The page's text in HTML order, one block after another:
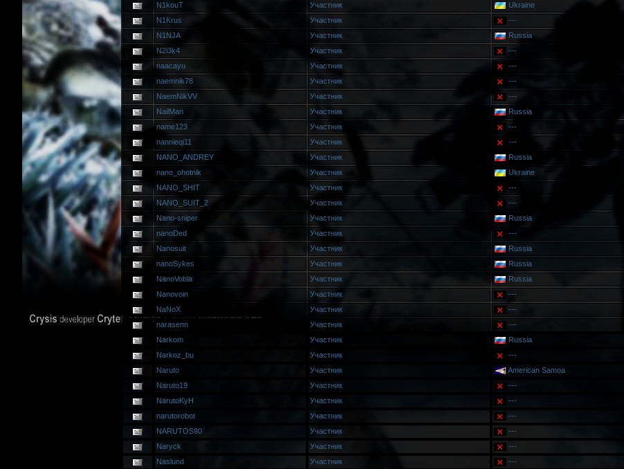
N1kouT
Участник Ukraine
N1Krus
Участник ---
N1NJA
Участник Russia
N2i3k4
Участник ---
naacayu
Участник ---
naemnik78
Участник ---
NaemNikVV
Участник ---
NailMan
Участник Russia
name123
Участник ---
nannieqi11
Участник ---
NANO_ANDREY
Участник Russia
nano_ohotnik
Участник Ukraine
NANO_SHIT
Участник ---
NANO_SUIT_2
Участник ---
Nano-sniper
Участник Russia
nanoDed
Участник ---
Nanosuit
Участник Russia
nanoSykes
Участник Russia
NanoVobla
Участник Russia
Nanovoin
Участник ---
NaNoX
Участник ---
narasenn
Участник ---
Narkom
Участник Russia
Narkoz_bu
Участник ---
Naruto
Участник American Samoa
Naruto19
Участник ---
NarutoKyH
Участник ---
narutorobot
Участник ---
NARUTOS90
Участник ---
Naryck
Участник ---
Naslund
Участник ---